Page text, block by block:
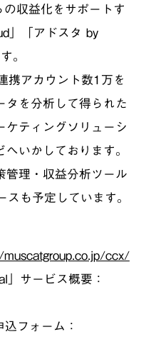
収益化をサポートす
」「アドスタ by
。
携アカウント数1万を
タを分析して得られた
ケティングソリューシ
いかしております。
管理・収益分析ツール
スも予定しています。
ccx/
」サービス概要：
込フォーム：